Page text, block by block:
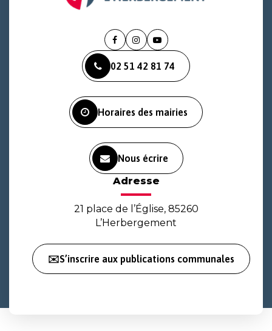
Lien
le
compte
Lien
le
compte
Lien
la
chaîne
02 51 42 81 74
Horaires des mairies
Nous écrire
Adresse
21 place de l’Église, 85260
L’Herbergement
✉️S’inscrire aux publications communales